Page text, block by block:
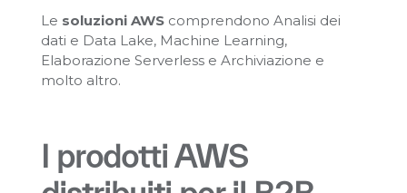
Le soluzioni AWScomprendono Analisi dei
dati e Data Lake, Machine Learning,
Elaborazione Serverless e Archiviazione e
molto altro.
I prodotti AWS